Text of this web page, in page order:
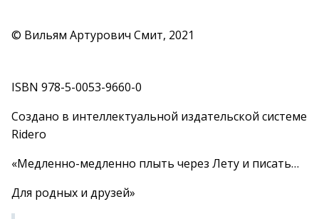
© Вильям Артурович Смит, 2021
ISBN 978-5-0053-9660-0
Создано в интеллектуальной издательской системе
Ridero
«Медленно-медленно плыть через Лету и писать…
Для родных и друзей»